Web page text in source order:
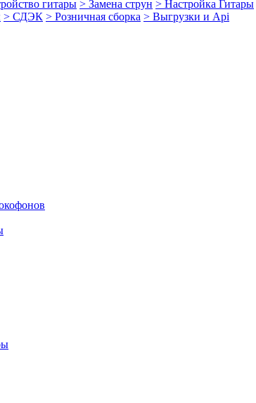
гитары > Замена струн > Настройка Гитары
> СДЭК > Розничная сборка > Выгрузки и Api